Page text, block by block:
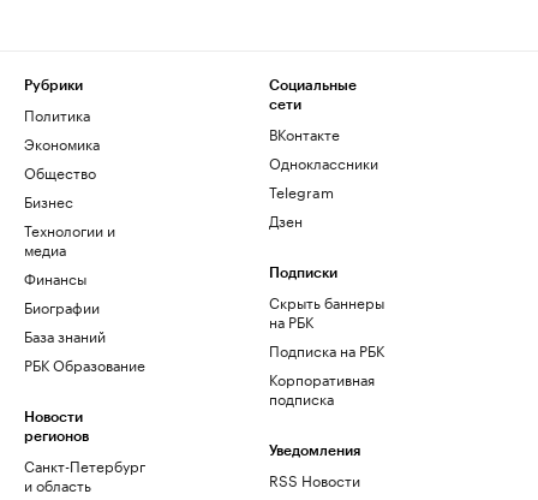
Рубрики
Политика
Экономика
Общество
Бизнес
Технологии и
медиа
Финансы
Биографии
База знаний
РБК Образование
Новости
регионов
Санкт-Петербург
и область
Социальные
сети
ВКонтакте
Одноклассники
Telegram
Дзен
Подписки
Скрыть баннеры
на РБК
Подписка на РБК
Корпоративная
подписка
Уведомления
RSS Новости